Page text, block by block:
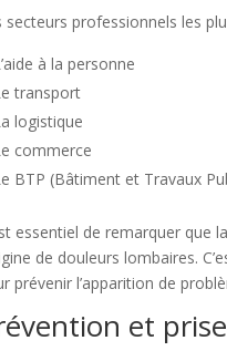
secteurs professionnels les
à la personne
transport
logistique
commerce
BTP (Bâtiment et Travaux
essentiel de remarquer que
de douleurs lombaires.
prévenir l’apparition de
et